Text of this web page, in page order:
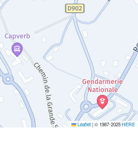
Leaflet|© 1987-2025HERE